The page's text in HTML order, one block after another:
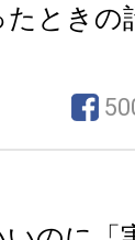
ときの